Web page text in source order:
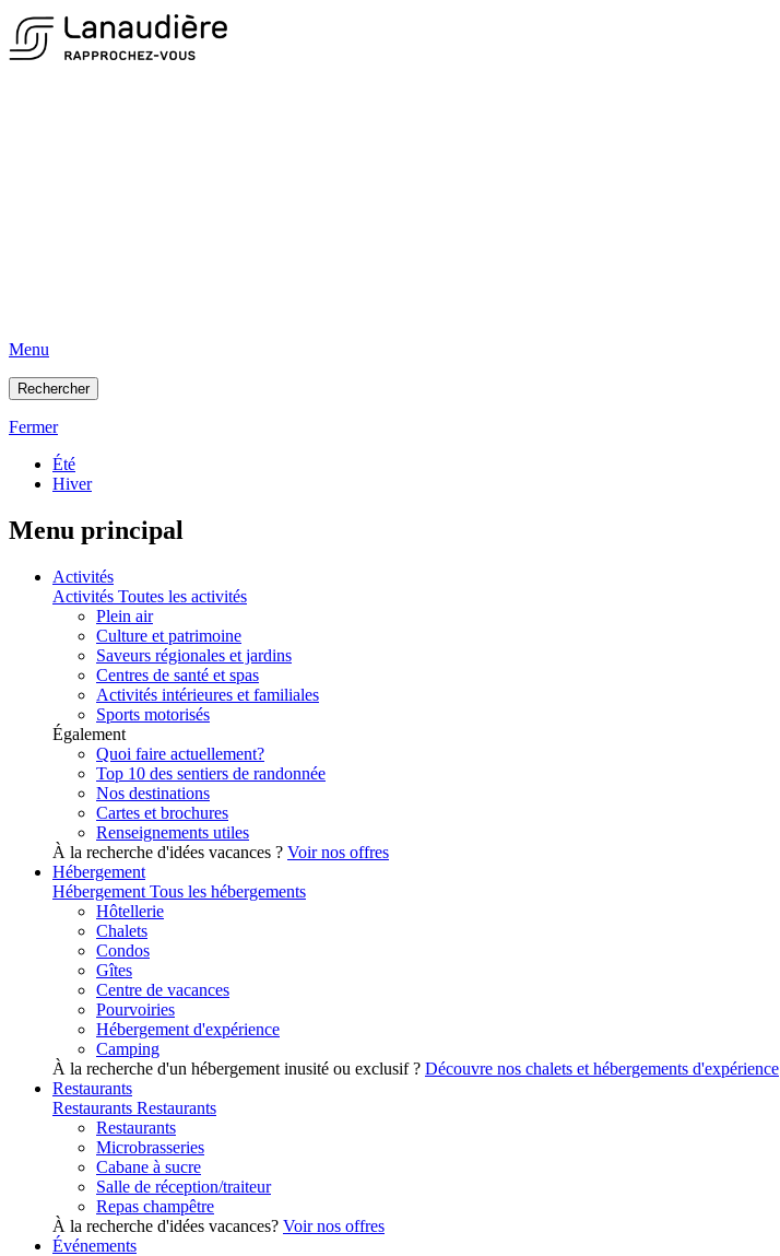
Menu
Rechercher
Fermer
Été
Hiver
Menu principal
Activités
Activités Toutes les activités
Plein air
Culture et patrimoine
Saveurs régionales et jardins
Centres de santé et spas
Activités intérieures et familiales
Sports motorisés
Également
Quoi faire actuellement?
Top 10 des sentiers de randonnée
Nos destinations
Cartes et brochures
Renseignements utiles
À la recherche d'idées vacances ? Voir nos offres
Hébergement
Hébergement Tous les hébergements
Hôtellerie
Chalets
Condos
Gîtes
Centre de vacances
Pourvoiries
Hébergement d'expérience
Camping
À la recherche d'un hébergement inusité ou exclusif ? Découvre nos chalets et hébergements d'expérience
Restaurants
Restaurants Restaurants
Restaurants
Microbrasseries
Cabane à sucre
Salle de réception/traiteur
Repas champêtre
À la recherche d'idées vacances? Voir nos offres
Événements